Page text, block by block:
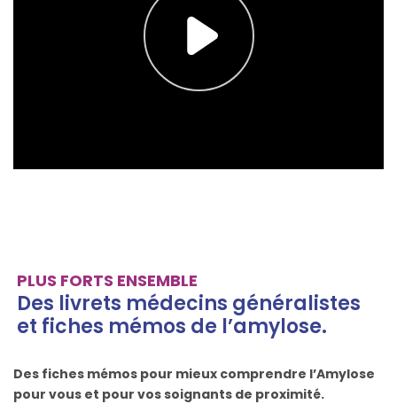
PLUS FORTS ENSEMBLE
Des livrets médecins généralistes
et fiches mémos de l’amylose.
Des fiches mémos pour mieux comprendre l’Amylose
pour vous et pour vos soignants de proximité.